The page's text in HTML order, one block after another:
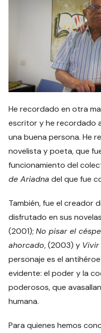
He recordado en otra
escritor y he recordado
una buena persona. He
novelista y poeta, que
funcionamiento del
de Ariadna del que fue
También, fue el creador
disfrutado en sus
(2001);No pisar el
ahorcado, (2003) y
personaje es el
evidente: el poder y la
poderosos, que
humana.
Para quienes hemos